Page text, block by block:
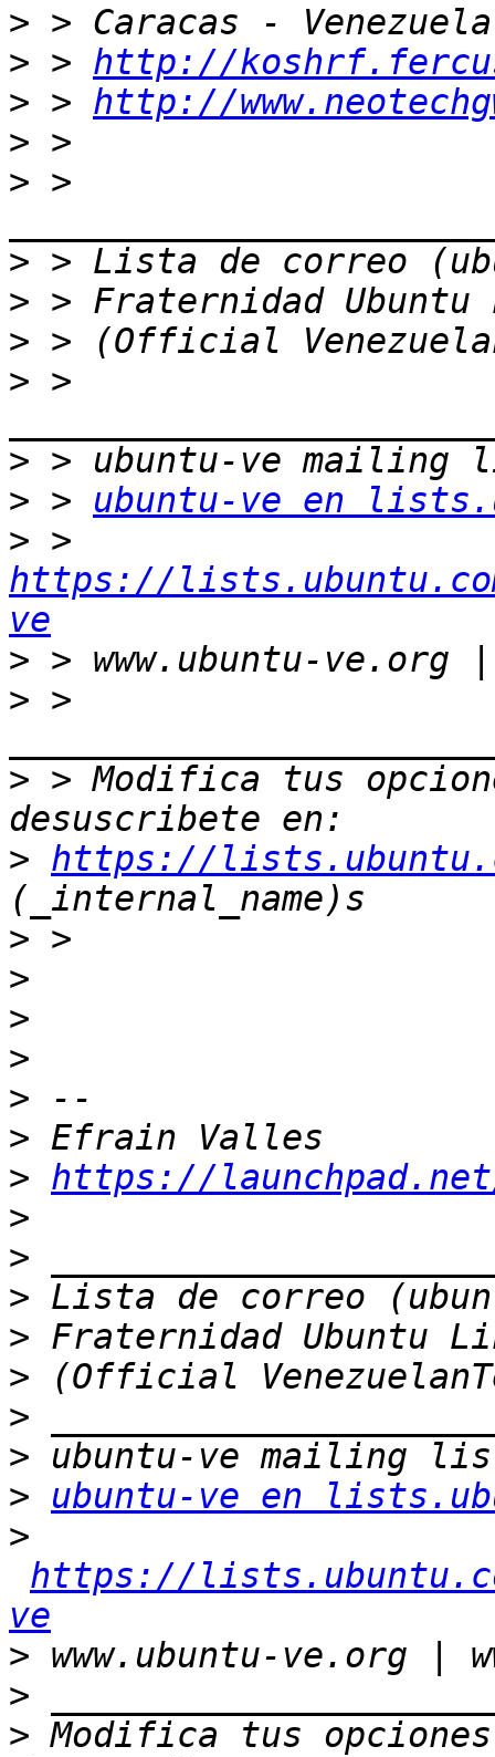
>
> > http://
> > http://
>
> >
>
>
>
> >
>
> > ubuntu-ve en
>
https://
ve
>
> >
> > Modifica tus
> https://
>
>
>
>
>
>
> https://
>
>
>
>
>
>
>
>
ubuntu-ve en
>
https://
ve
>
>
> Modifica tus